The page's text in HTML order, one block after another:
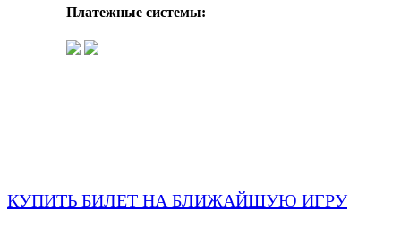
Платежные системы:
КУПИТЬ БИЛЕТ НА БЛИЖАЙШУЮ ИГРУ